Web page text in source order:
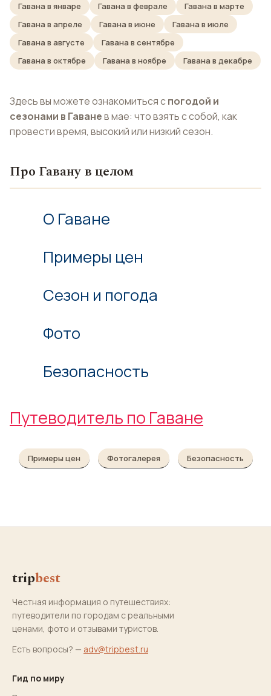
Гавана в январе Гавана в феврале
Гавана в марте
Гавана в апреле
Гавана в июне
Гавана в июле
Гавана в августе
Гавана в сентябре
Гавана в октябре
Гавана в ноябре Гавана в декабре
Здесь вы можете ознакомиться спогодой и
сезонами в Гаванев мае: что взять с собой, как
провести время, высокий или низкий сезон.
Про Гавану в целом
О Гаване
Примеры цен
Сезон и погода
Фото
Безопасность
Путеводитель по Гаване
Примеры цен Фотогалерея Безопасность
tripbest
Честная информация о путешествиях:
путеводители по городам с реальными
ценами, фото и отзывами туристов.
Есть вопросы? — adv@tripbest.ru
Гид по миру